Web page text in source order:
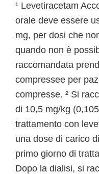
¹ Levetiracetam
orale deve essere
mg, per dosi che
quando non è
raccomandata
compressee per
compresse. ² Si
di 10,5 mg/kg
trattamento con
una dose di carico
primo giorno di
Dopo la dialisi, si